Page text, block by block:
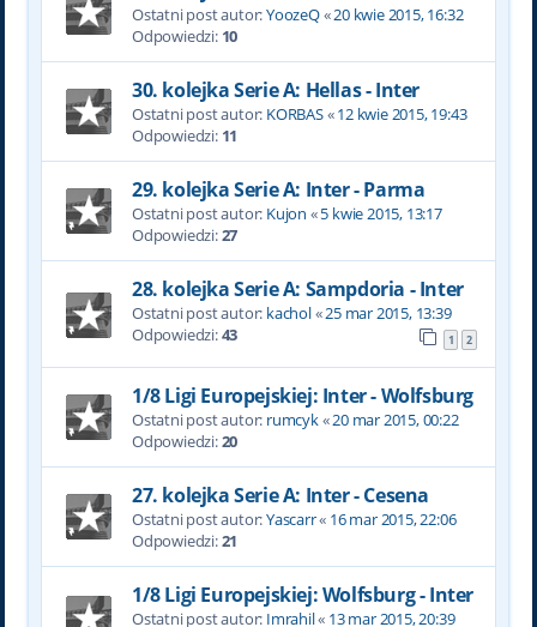
Ostatni post autor:YoozeQ«20 kwie 2015, 16:32
Odpowiedzi: 10
30. kolejka Serie A: Hellas - Inter
Ostatni post autor: KORBAS«12 kwie 2015, 19:43
Odpowiedzi: 11
29. kolejka Serie A: Inter - Parma
Ostatni post autor: Kujon «5 kwie 2015, 13:17
Odpowiedzi:27
28. kolejka Serie A: Sampdoria - Inter
Ostatni post autor: kachol«25 mar 2015, 13:39
Odpowiedzi:43 1 2
1/8 Ligi Europejskiej: Inter - Wolfsburg
Ostatni post autor: rumcyk«20 mar 2015, 00:22
Odpowiedzi:20
27. kolejka Serie A: Inter - Cesena
Ostatni post autor:Yascarr« 16 mar 2015, 22:06
Odpowiedzi:21
1/8 Ligi Europejskiej: Wolfsburg - Inter
Ostatni post autor: Imrahil« 13 mar 2015, 20:39